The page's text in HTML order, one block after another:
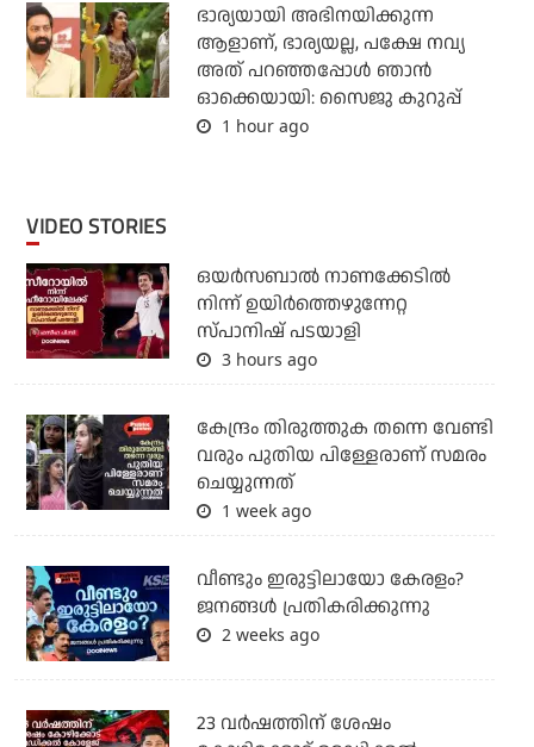
ഭാര്യയായി അഭിനയിക്കുന്ന
ആളാണ്, ഭാര്യയല്ല, പക്ഷേ നവ്യ
അത് പറഞ്ഞപ്പോള്‍ ഞാന്‍
ഓക്കെയായി: സൈജു കുറുപ്പ്
1 hour ago
VIDEO STORIES
ഒയര്‍സബാൽ നാണക്കേടിൽ
നിന്ന് ഉയിർത്തെഴുന്നേറ്റ
സ്പാനിഷ് പടയാളി
3 hours ago
കേന്ദ്രം തിരുത്തുക തന്നെ വേണ്ടി
വരും പുതിയ പിള്ളേരാണ് സമരം
ചെയ്യുന്നത്
1 week ago
വീണ്ടും ഇരുട്ടിലായോ കേരളം?
ജനങ്ങൾ പ്രതികരിക്കുന്നു
2 weeks ago
23 വർഷത്തിന് ശേഷം